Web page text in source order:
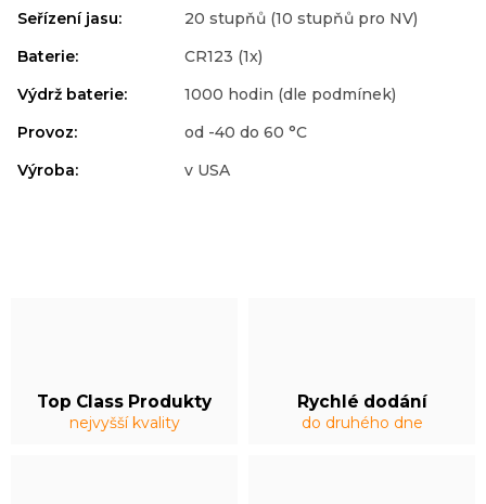
Top Class Produkty
nejvyšší kvality
Rychlé dodání
do druhého dne
Seřízení jasu:
20 stupňů (10 stupňů pro NV)
Baterie:
CR123 (1x)
Výdrž baterie:
1000 hodin (dle podmínek)
Provoz:
od -40 do 60 °C
Výroba: v USA